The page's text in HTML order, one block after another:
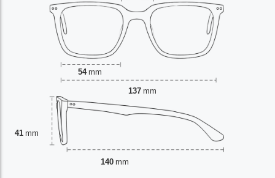
54 mm
41 mm
137 mm
140 mm